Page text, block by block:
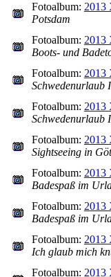
Fotoalbum: 2013
Potsdam
Fotoalbum: 2013
Boots- und
Fotoalbum: 2013
Schwedenurlaub I
Fotoalbum: 2013
Schwedenurlaub
Fotoalbum: 2013
Sightseeing in
Fotoalbum: 2013
Badespaß im
Fotoalbum: 2013
Badespaß im
Fotoalbum:
Ich glaub mich
Fotoalbum: